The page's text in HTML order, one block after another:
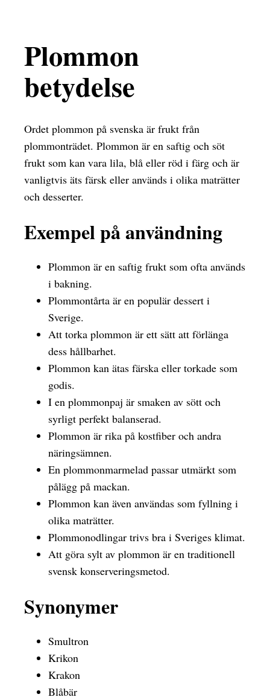
Plommon
betydelse
Ordet plommon på svenska är frukt från
plommonträdet. Plommon är en saftig och söt
frukt som kan vara lila, blå eller röd i färg och är
vanligtvis äts färsk eller används i olika maträtter
och desserter.
Exempel på användning
Plommon är en saftig frukt som ofta används
i bakning.
Plommontårta är en populär dessert i
Sverige.
Att torka plommon är ett sätt att förlänga
dess hållbarhet.
Plommon kan ätas färska eller torkade som
godis.
I en plommonpaj är smaken av sött och
syrligt perfekt balanserad.
Plommon är rika på kostfiber och andra
näringsämnen.
En plommonmarmelad passar utmärkt som
pålägg på mackan.
Plommon kan även användas som fyllning i
olika maträtter.
Plommonodlingar trivs bra i Sveriges klimat.
Att göra sylt av plommon är en traditionell
svensk konserveringsmetod.
Synonymer
Smultron
Krikon
Krakon
Blåbär